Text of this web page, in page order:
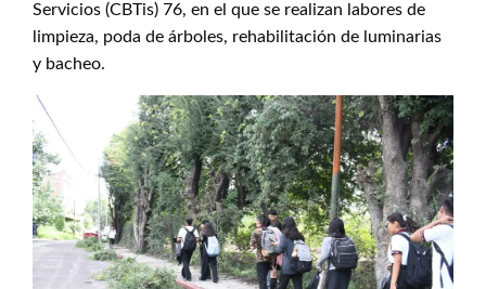
Servicios (CBTis) 76, en el que se realizan labores de
limpieza, poda de árboles, rehabilitación de luminarias
y bacheo.